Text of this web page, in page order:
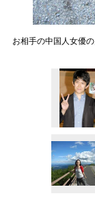
お相手の中国人女優